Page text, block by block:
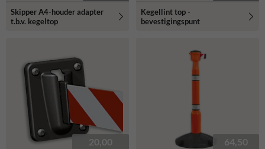
Skipper A4-houder adapter
t.b.v. kegeltop
Kegellint top -
bevestigingspunt
20,00 64,50